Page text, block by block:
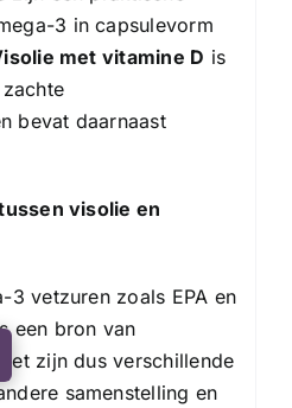
3 in capsulevorm
met vitamine D is
bevat daarnaast
visolie en
3 vetzuren zoals EPA en
een bron van
zijn dus verschillende
samenstelling en